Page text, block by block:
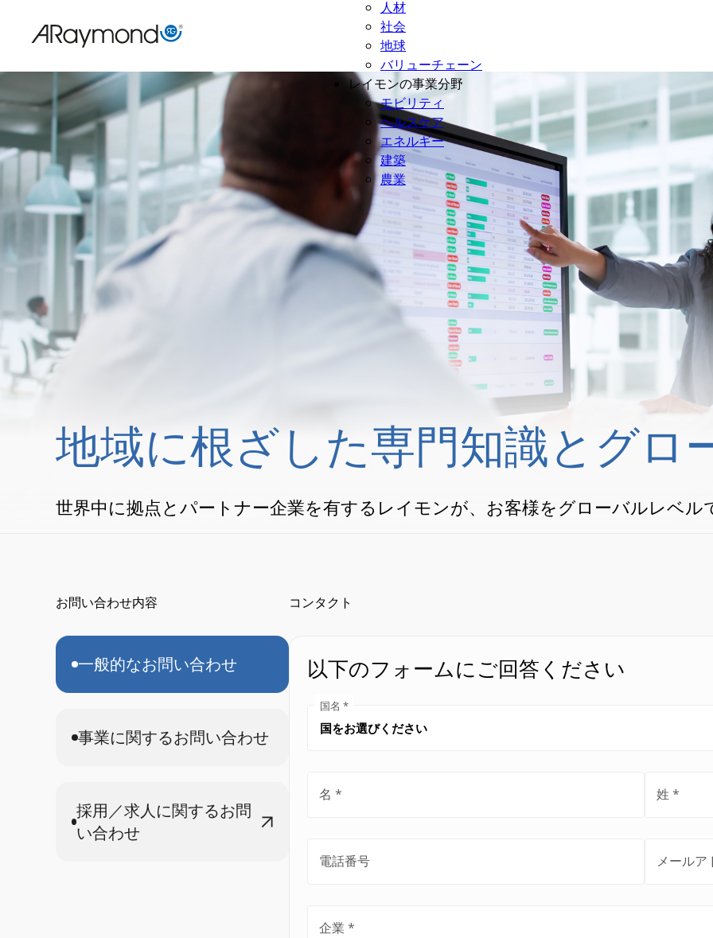
テ
ン
ツ
に
人材
社会
地球
バリューチェーン
レイモンの事業分野
モビリティ
ヘルスケア
エネルギー
建築
農業
地域に根ざした専門知識とグロ
世界中に拠点とパートナー企業を有するレイモンが、お客様をグローバルレベ
お問い合わせ内容
一般的なお問い合わせ
事業に関するお問い合わせ
採用／求人に関するお問
い合わせ
コンタクト
以下のフォームにご回答ください
国名
名 姓
電話番号 メールア
企業